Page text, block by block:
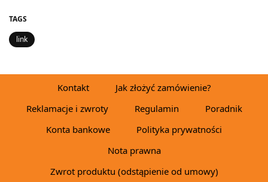
TAGS
link
Kontakt
Jak złożyć zamówienie?
Reklamacje i zwroty
Regulamin
Poradnik
Konta bankowe
Polityka prywatności
Nota prawna
Zwrot produktu (odstąpienie od umowy)